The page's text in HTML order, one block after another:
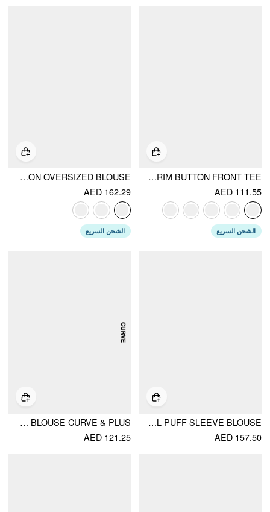
COTTON-BLEND COLLAR LACE TRIM BUTTON FRONT TEE
AED 111.55
الشحن السريع
COTTON-BLEND PETER PAN COLLAR BOWKNOT POCKET BUTTON OVERSIZED BLOUSE
AED 162.29
الشحن السريع
COTTON-BLEND JACQUARD FLORAL PUFF SLEEVE BLOUSE
AED 157.50
COTTON-BLEND PETER PAN COLLAR BRODERIE ANGLAISE PLEATED BLOUSE CURVE & PLUS
AED 121.25